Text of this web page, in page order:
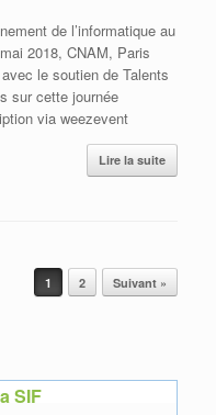
de l’informatique au
2018, CNAM, Paris
le soutien de Talents
sur cette journée
via weezevent
Lire la suite
1 2 Suivant »
SIF